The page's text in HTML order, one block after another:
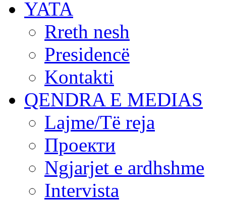
YATA
Rreth nesh
Presidencë
Kontakti
QENDRA E MEDIAS
Lajme/Të reja
Проекти
Ngjarjet e ardhshme
Intervista